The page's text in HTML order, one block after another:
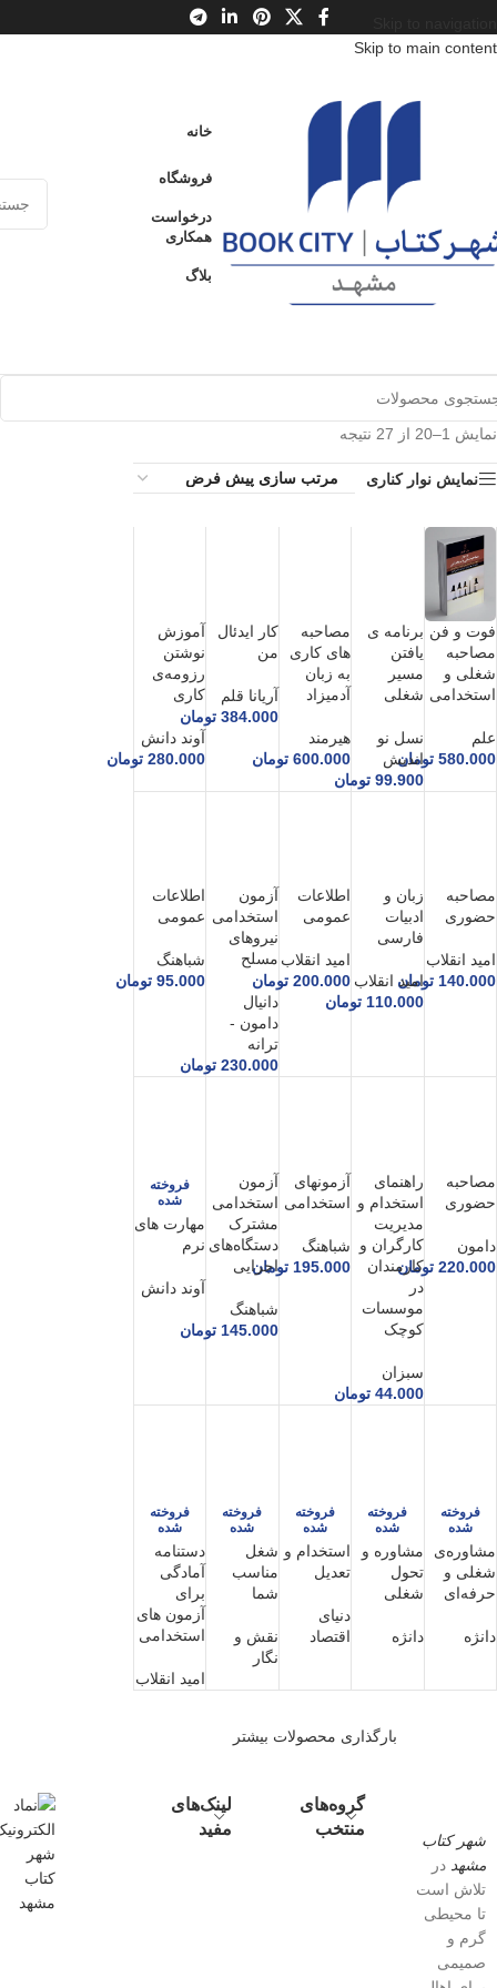
Skip to main content
خانه
فروشگاه
درخواست
همکاری
بلاگ
نمایش 1–20 از 27 نتیجه
نمایش نوار کناری
فوت و فن
مصاحبه
شغلی و
استخدامی
علم
580.000 تومان
برنامه ی
یافتن
مسیر
شغلی
نسل نو
اندیش
99.900 تومان
مصاحبه
های کاری
به زبان
آدمیزاد
هیرمند
600.000 تومان
کار ایدئال
من
آریانا قلم
384.000 تومان
آموزش
نوشتن
رزومه‌ی
کاری
آوند دانش
280.000 تومان
مصاحبه
حضوری
امید انقلاب
140.000 تومان
زبان و
ادبیات
فارسی
امید انقلاب
110.000 تومان
اطلاعات
عمومی
امید انقلاب
200.000 تومان
آزمون
استخدامی
نیروهای
مسلح
دانیال
دامون -
ترانه
230.000 تومان
اطلاعات
عمومی
شباهنگ
95.000 تومان
مصاحبه
حضوری
دامون
220.000 تومان
راهنمای
استخدام و
مدیریت
کارگران و
کارمندان
در
موسسات
کوچک
سبزان
44.000 تومان
آزمونهای
استخدامی
شباهنگ
195.000 تومان
آزمون
استخدامی
مشترک
دستگاه‌های
اجرایی
شباهنگ
145.000 تومان
فروخته
شده
مهارت های
نرم
آوند دانش
فروخته
شده
مشاوره‌ی
شغلی و
حرفه‌ای
دانژه
فروخته
شده
مشاوره و
تحول
شغلی
دانژه
فروخته
شده
استخدام و
تعدیل
دنیای
اقتصاد
فروخته
شده
شغل
مناسب
شما
نقش و
نگار
فروخته
شده
دستنامه
آمادگی
برای
آزمون های
استخدامی
امید انقلاب
بارگذاری محصولات بیشتر
شهر کتاب
مشهد در
تلاش است
تا محیطی
گرم و
صمیمی
گروه‌های
منتخب
لینک‌های
مفید